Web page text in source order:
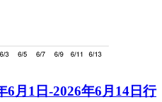
6月1日-2026年6月14日行